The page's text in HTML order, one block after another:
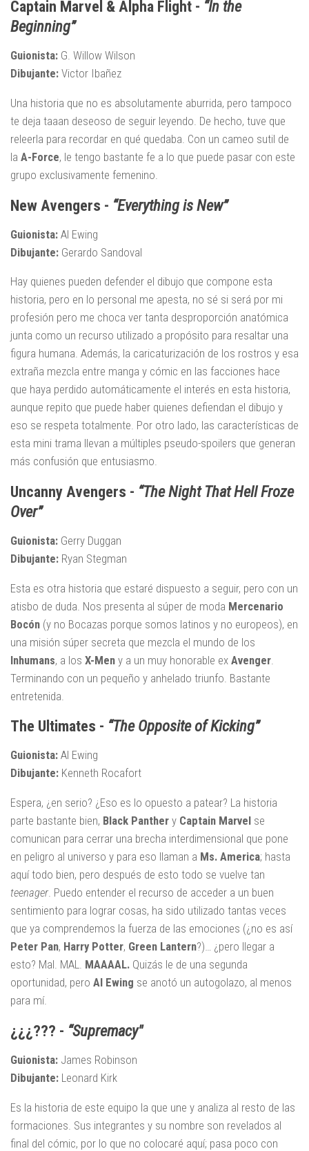
Captain Marvel & Alpha Flight - “In the
Beginning”
Guionista: G. Willow Wilson
Dibujante: Victor Ibañez
Una historia que no es absolutamente aburrida, pero tampoco
te deja taaan deseoso de seguir leyendo. De hecho, tuve que
releerla para recordar en qué quedaba. Con un cameo sutil de
la A-Force, le tengo bastante fe a lo que puede pasar con este
grupo exclusivamente femenino.
New Avengers - “Everything is New”
Guionista: Al Ewing
Dibujante: Gerardo Sandoval
Hay quienes pueden defender el dibujo que compone esta
historia, pero en lo personal me apesta, no sé si será por mi
profesión pero me choca ver tanta desproporción anatómica
junta como un recurso utilizado a propósito para resaltar una
figura humana. Además, la caricaturización de los rostros y esa
extraña mezcla entre manga y cómic en las facciones hace
que haya perdido automáticamente el interés en esta historia,
aunque repito que puede haber quienes defiendan el dibujo y
eso se respeta totalmente. Por otro lado, las características de
esta mini trama llevan a múltiples pseudo-spoilers que generan
más confusión que entusiasmo.
Uncanny Avengers - “The Night That Hell Froze
Over”
Guionista: Gerry Duggan
Dibujante: Ryan Stegman
Esta es otra historia que estaré dispuesto a seguir, pero con un
atisbo de duda. Nos presenta al súper de moda Mercenario
Bocón (y no Bocazas porque somos latinos y no europeos), en
una misión súper secreta que mezcla el mundo de los
Inhumans, a los X-Men y a un muy honorable ex Avenger
Terminando con un pequeño y anhelado triunfo. Bastante
entretenida.
The Ultimates - “The Opposite of Kicking”
Guionista: Al Ewing
Dibujante: Kenneth Rocafort
Espera, ¿en serio? ¿Eso es lo opuesto a patear? La historia
parte bastante bien, Black Panther y Captain Marvel se
comunican para cerrar una brecha interdimensional que pone
en peligro al universo y para eso llaman a Ms. America; hasta
aquí todo bien, pero después de esto todo se vuelve tan
teenager. Puedo entender el recurso de acceder a un buen
sentimiento para lograr cosas, ha sido utilizado tantas veces
que ya comprendemos la fuerza de las emociones (¿no es así
Peter Pan, Harry Potter, Green Lantern?)… ¿pero llegar a
esto? Mal. MAL. MAAAAL. Quizás le de una segunda
oportunidad, pero Al Ewing se anotó un autogolazo, al menos
para mí.
¿¿¿??? - “Supremacy"
Guionista: James Robinson
Dibujante: Leonard Kirk
Es la historia de este equipo la que une y analiza al resto de las
formaciones. Sus integrantes y su nombre son revelados al
final del cómic, por lo que no colocaré aquí; pasa poco con